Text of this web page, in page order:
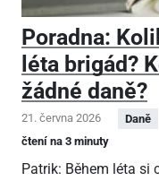
Poradna:
léta brigád?
žádné daně?
21. června 2026 Daně
čtení na 3 minuty
Patrik: Během léta si